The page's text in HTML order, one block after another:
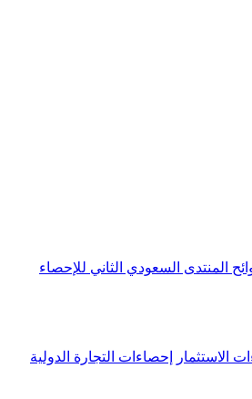
المنتدى السعودي الثاني للإحصاء
الاستثمار إحصاءات التجارة الدولية